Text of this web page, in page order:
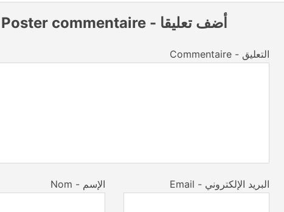
Poster commentaire- أضف تعليقا
Commentaire - التعليق
Nom - الإسم Email - البريد الإلكتروني